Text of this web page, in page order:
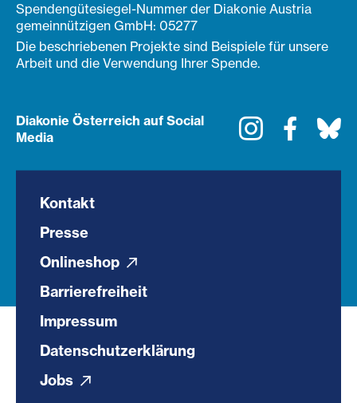
Spendengütesiegel-Nummer der Diakonie Austria
gemeinnützigen GmbH: 05277
Die beschriebenen Projekte sind Beispiele für unsere
Arbeit und die Verwendung Ihrer Spende.
Diakonie Österreich auf Social
Media
Instagram
Kontakt
Presse
Onlineshop
Barrierefreiheit
Impressum
Datenschutzerklärung
Jobs